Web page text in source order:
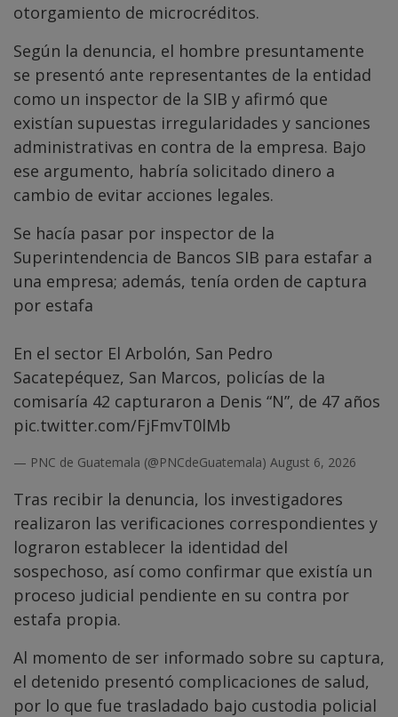
otorgamiento de microcréditos.
Según la denuncia, el hombre presuntamente
se presentó ante representantes de la entidad
como un inspector de la SIB y afirmó que
existían supuestas irregularidades y sanciones
administrativas en contra de la empresa. Bajo
ese argumento, habría solicitado dinero a
cambio de evitar acciones legales.
Se hacía pasar por inspector de la
Superintendencia de Bancos SIB para estafar a
una empresa; además, tenía orden de captura
por estafa
En el sector El Arbolón, San Pedro
Sacatepéquez, San Marcos, policías de la
comisaría 42 capturaron a Denis “N”, de 47 años
pic.twitter.com/FjFmvT0lMb
— PNC de Guatemala (@PNCdeGuatemala) August 6, 2026
Tras recibir la denuncia, los investigadores
realizaron las verificaciones correspondientes y
lograron establecer la identidad del
sospechoso, así como confirmar que existía un
proceso judicial pendiente en su contra por
estafa propia.
Al momento de ser informado sobre su captura,
el detenido presentó complicaciones de salud,
por lo que fue trasladado bajo custodia policial